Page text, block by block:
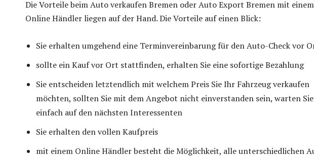
Die Vorteile beim Auto verkaufen Bremen oder Auto Export Bremen mit einem
Online Händler liegen auf der Hand. Die Vorteile auf einen Blick:
Sie erhalten umgehend eine Terminvereinbarung für den Auto-Check vor
sollte ein Kauf vor Ort stattfinden, erhalten Sie eine sofortige Bezahlung
Sie entscheiden letztendlich mit welchem Preis Sie Ihr Fahrzeug verkaufen
möchten, sollten Sie mit dem Angebot nicht einverstanden sein, warten Sie
einfach auf den nächsten Interessenten
Sie erhalten den vollen Kaufpreis
mit einem Online Händler besteht die Möglichkeit, alle unterschiedlichen